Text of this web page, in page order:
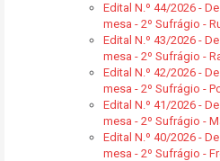
Edital N.º 44/2026 -
mesa - 2º Sufrágio -
Edital N.º 43/2026 -
mesa - 2º Sufrágio -
Edital N.º 42/2026 -
mesa - 2º Sufrágio -
Edital N.º 41/2026 -
mesa - 2º Sufrágio -
Edital N.º 40/2026 -
mesa - 2º Sufrágio -